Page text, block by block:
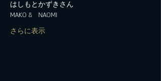
はしもとかずきさん
MAKO &   NAOMI
さらに表示